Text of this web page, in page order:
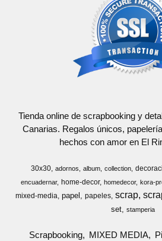
Tienda online de scrapbooking y
Canarias. Regalos únicos,
hechos con amor en El
30x30 adornos album collection
encuadernar
home-decor homedecor kora-
mixed-media papel papeles scrap
set stamperia
Scrapbooking MIXED MEDIA